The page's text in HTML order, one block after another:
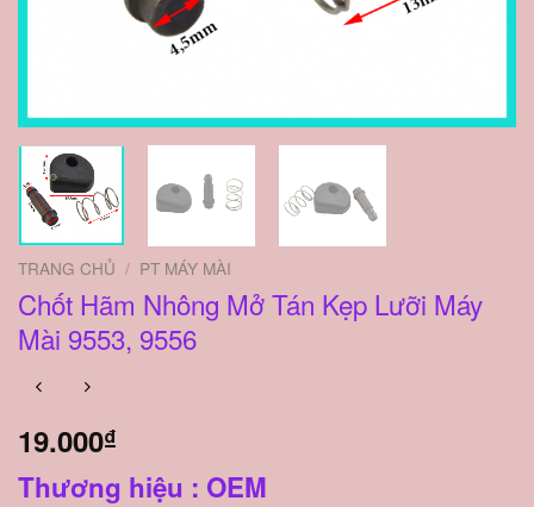
TRANG CHỦ / PT MÁY MÀI
Chốt Hãm Nhông Mở Tán Kẹp Lưỡi Máy
Mài 9553, 9556
19.000₫
Thương hiệu : OEM